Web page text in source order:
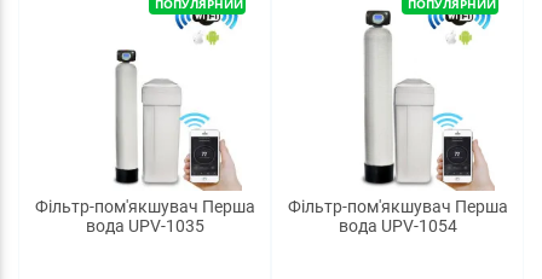
ПОПУЛЯРНИЙ
Фільтр-пом'якшувач Перша
вода UPV-1035
ПОПУЛЯРНИЙ
Фільтр-пом'якшувач Перша
вода UPV-1054